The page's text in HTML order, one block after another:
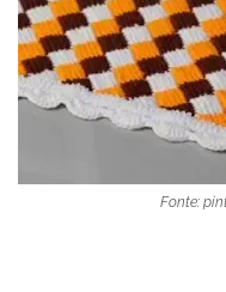
Fonte: